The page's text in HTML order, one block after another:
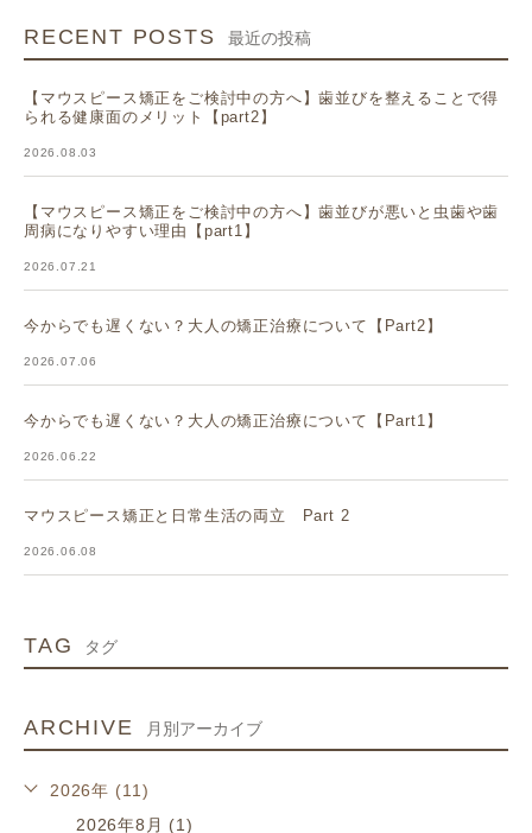
RECENT POSTS 最近の投稿
【マウスピース矯正をご検討中の方へ】歯並びを整えることで得
られる健康面のメリット【part2】
2026.08.03
【マウスピース矯正をご検討中の方へ】歯並びが悪いと虫歯や歯
周病になりやすい理由【part1】
2026.07.21
今からでも遅くない？大人の矯正治療について【Part2】
2026.07.06
今からでも遅くない？大人の矯正治療について【Part1】
2026.06.22
マウスピース矯正と日常生活の両立 Part 2
2026.06.08
TAG タグ
ARCHIVE 月別アーカイブ
2026年 (11)
2026年8月 (1)